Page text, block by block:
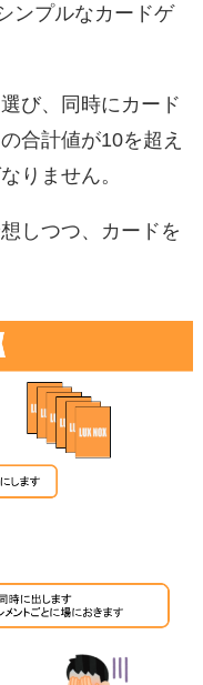
ンプルなカードゲ
び、同時にカード
合計値が10を超え
りません。
しつつ、カードを